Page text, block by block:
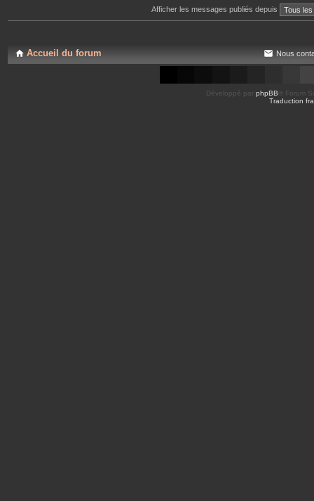
Afficher les messages publiés depuis
Accueil du forum Nous
Développé par phpBB ® Forum
Traduction